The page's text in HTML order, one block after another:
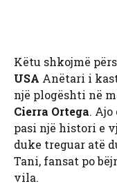
Këtu shkojmë
USA Anëtari i
një plogështi në
Cierra Ortega.
pasi një histori e
duke treguar atë
Tani, fansat po
vila.